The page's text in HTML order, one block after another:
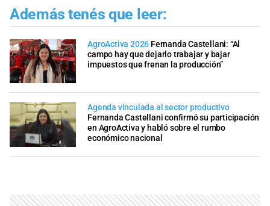
Además tenés que leer:
AgroActiva 2026 Fernanda Castellani: “Al
campo hay que dejarlo trabajar y bajar
impuestos que frenan la producción”
Agenda vinculada al sector productivo
Fernanda Castellani confirmó su participación
en AgroActiva y habló sobre el rumbo
económico nacional